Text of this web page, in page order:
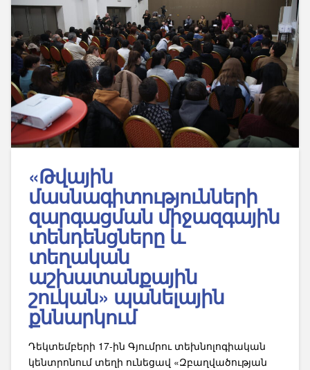
«Թվային
մասնագիտությունների
զարգացման միջազգային
տենդենցները և
տեղական
աշխատանքային
շուկան» պանելային
քննարկում
Դեկտեմբերի 17-ին Գյումրու տեխնոլոգիական
կենտրոնում տեղի ունեցավ «Զբաղվածության